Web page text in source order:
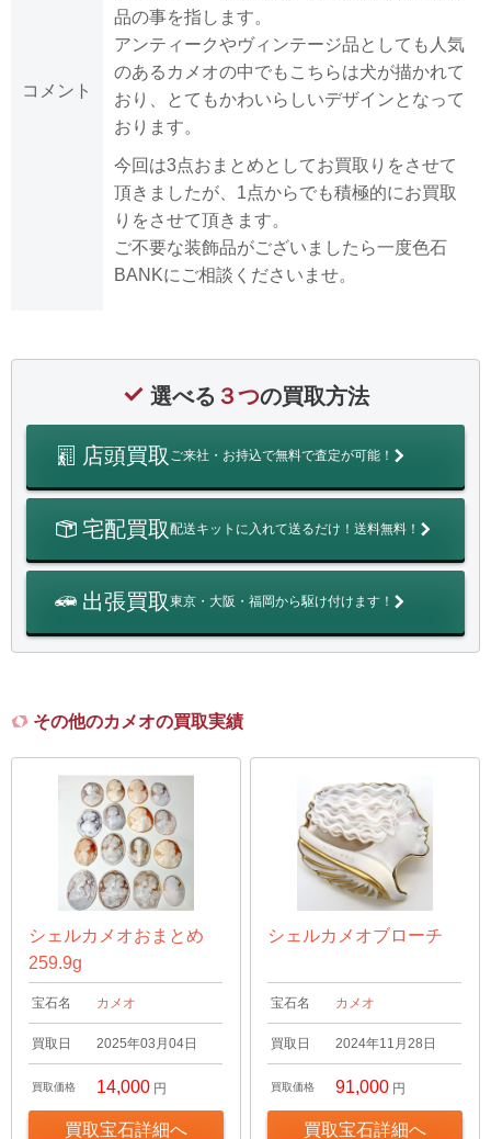
コメント
品の事を指します。
アンティークやヴィンテージ品としても人気
のあるカメオの中でもこちらは犬が描かれて
おり、とてもかわいらしいデザインとなって
おります。
今回は3点おまとめとしてお買取りをさせて
頂きましたが、1点からでも積極的にお買取
りをさせて頂きます。
ご不要な装飾品がございましたら一度色石
BANKにご相談くださいませ。
選べる ３つの買取方法
店頭買取 ご来社・お持込で無料で査定が可能！
宅配買取配送キットに入れて送るだけ！送料無料！
出張買取東京・大阪・福岡から駆け付けます！
その他のカメオの買取実績
シェルカメオおまとめ
259.9g
宝石名 カメオ
買取日 2025年03月04日
買取価格 14,000 円
買取宝石詳細へ
シェルカメオブローチ
宝石名 カメオ
買取日 2024年11月28日
買取価格 91,000 円
買取宝石詳細へ